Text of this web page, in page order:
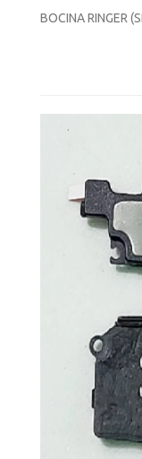
BOCINA RINGER